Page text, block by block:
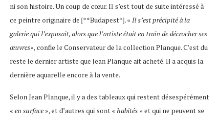
ni son histoire. Un coup de cœur. Il s’est tout de suite intéressé à
ce peintre originaire de [**Budapest*]. « Il s’est précipité à la
galerie qui l’exposait, alors que l’artiste était en train de décrocher ses
œuvres», confie le Conservateur de la collection Planque. C’est du
reste le dernier artiste que Jean Planque ait acheté. Il a acquis la
dernière aquarelle encore à la vente.
Selon Jean Planque, il y a des tableaux qui restent désespérément
« en surface », et d’autres qui sont « habités » et qui ne peuvent se